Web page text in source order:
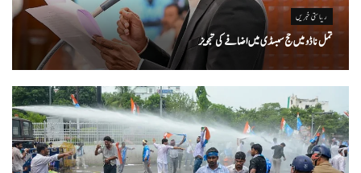
ریاستی خبریں
تمل ناڈو میں حج سبسڈی میں اضافے کی تجویز